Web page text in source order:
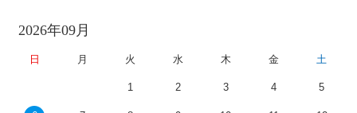
2026年09月
日 月 火 水 木 金 土
1 2 3 4 5